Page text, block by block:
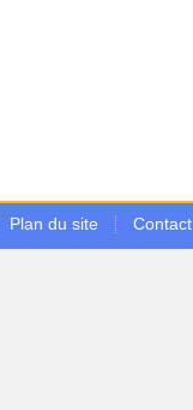
Plan du site Contact